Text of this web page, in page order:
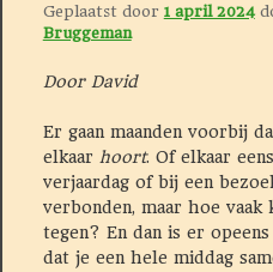
Geplaatst door 1 april 2024
Bruggeman
Door David
Er gaan maanden voorbij
elkaar hoort. Of elkaar
verjaardag of bij een
verbonden, maar hoe
tegen? En dan is er
dat je een hele middag